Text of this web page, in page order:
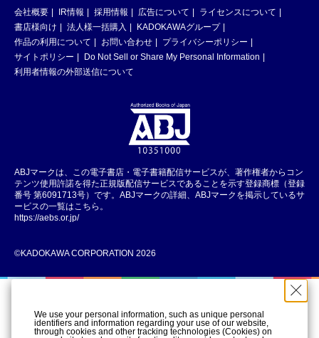
会社概要 IR情報 採用情報 広告について
ライセンスについて
書店様向け
法人様一括購入
KADOKAWAグループ
作品の利用について
お問い合わせ
プライバシーポリシー
サイトポリシー
Do Not Sell or Share My Personal Information
利用者情報の外部送信について
ABJマークは、この電子書店・電子書籍配信サービスが、著作権者からコン
テンツ使用許諾を得た正規版配信サービスであることを示す登録商標（登録
番号 第6091713号）です。ABJマークの詳細、ABJマークを掲示しているサ
ービスの一覧はこちら。
https://aebs.or.jp/
©KADOKAWA CORPORATION 2026
We use your personal information, such as unique personal
identifiers and information regarding your use of our website,
through cookies and other tracking technologies (Cookies) on